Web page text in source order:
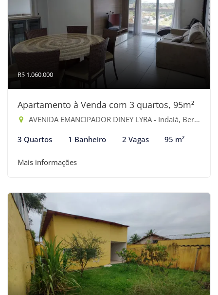
R$ 1.060.000
Apartamento à Venda com 3 quartos, 95m²
AVENIDA EMANCIPADOR DINEY LYRA - Indaiá, Bertioga-SP
3 Quartos 1 Banheiro 2 Vagas 95 m²
Mais informações